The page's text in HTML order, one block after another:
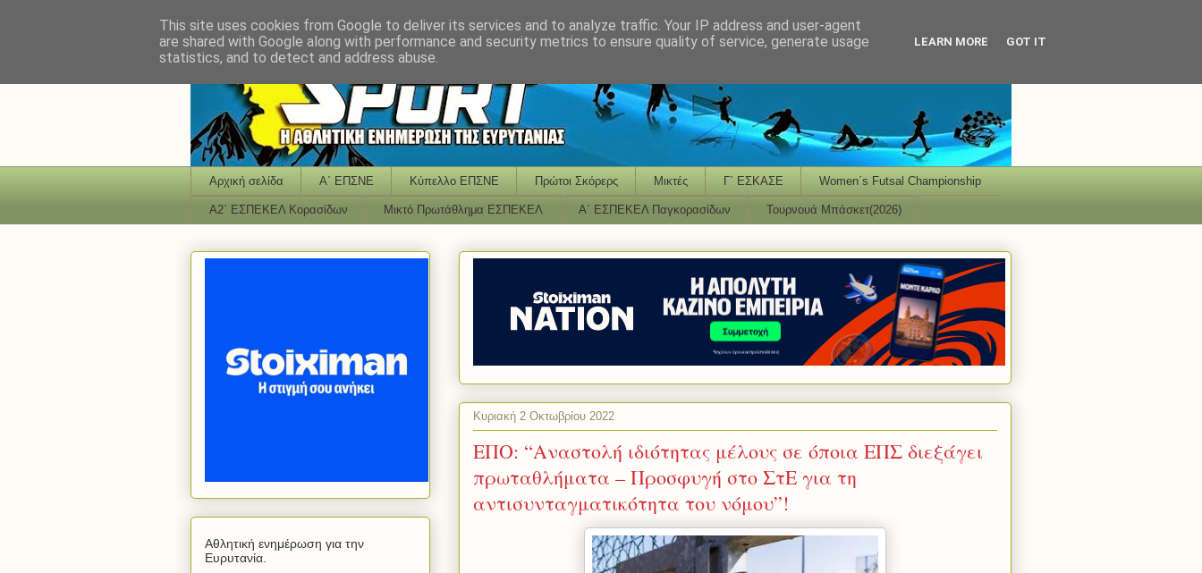
Αρχική σελίδα Α΄ ΕΠΣΝΕ Κύπελλο ΕΠΣΝΕ Πρώτοι Σκόρερς Μικτές Γ΄ ΕΣΚΑΣΕ Women΄s Futsal Championship
Α2΄ ΕΣΠΕΚΕΛ Κορασίδων Μικτό Πρωτάθλημα ΕΣΠΕΚΕΛ Α΄ ΕΣΠΕΚΕΛ Παγκορασίδων Τουρνουά Μπάσκετ(2026)
Κυριακή 2 Οκτωβρίου 2022
EΠΟ: “Αναστολή ιδιότητας μέλους σε όποια ΕΠΣ διεξάγει
πρωταθλήματα – Προσφυγή στο ΣτΕ για τη
αντισυνταγματικότητα του νόμου”!
Αθλητική ενημέρωση για την
Ευρυτανία.
This site uses cookies from Google to deliver its services and to analyze traffic. Your IP address and user-agent
are shared with Google along with performance and security metrics to ensure quality of service, generate usage
statistics, and to detect and address abuse.
LEARN MORE GOT IT